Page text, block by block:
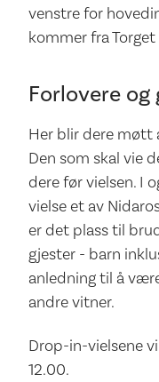
venstre for
kommer fra
Forlovere
Her blir dere møtt
Den som skal vie
dere før vielsen. I
vielse et av
er det plass til
gjester - barn
anledning til å
andre vitner.
Drop-in-vielsene
12.00.